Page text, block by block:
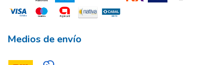
Medios de envío